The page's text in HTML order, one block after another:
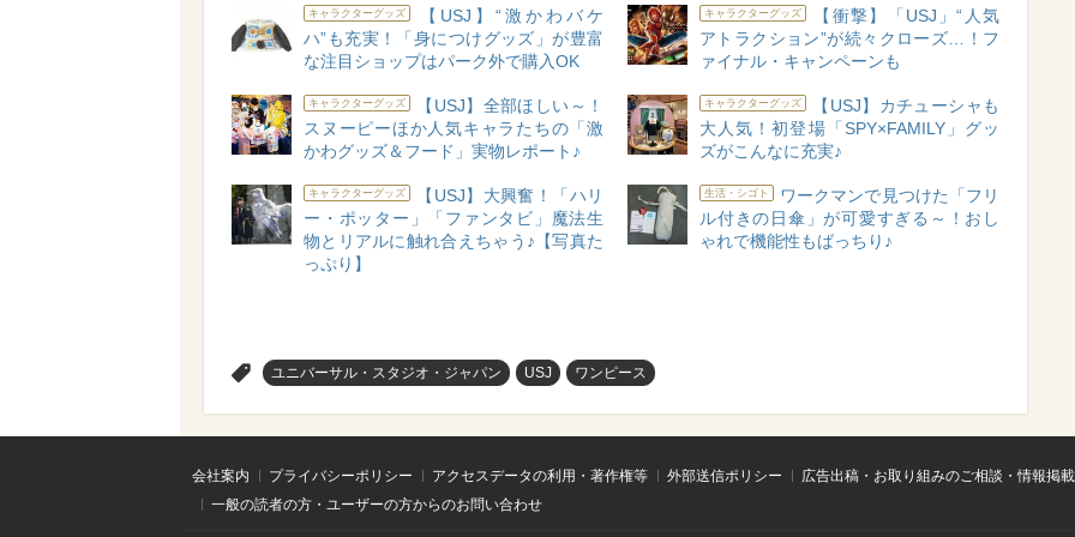
キャラクターグッズ
【USJ】“激かわバケ
ハ”も充実！「身につけグッズ」が豊富
な注目ショップはパーク外で購入OK
キャラクターグッズ
【衝撃】「USJ」“人気
アトラクション”が続々クローズ…！フ
ァイナル・キャンペーンも
キャラクターグッズ
【USJ】全部ほしい～！
スヌーピーほか人気キャラたちの「激
かわグッズ＆フード」実物レポート♪
キャラクターグッズ
【USJ】カチューシャも
大人気！初登場「SPY×FAMILY」グッ
ズがこんなに充実♪
キャラクターグッズ
【USJ】大興奮！「ハリ
ー・ポッター」「ファンタビ」魔法生
物とリアルに触れ合えちゃう♪【写真た
っぷり】
生活・シゴト
ワークマンで見つけた「フリ
ル付きの日傘」が可愛すぎる～！おし
ゃれで機能性もばっちり♪
ユニバーサル・スタジオ・ジャパン USJ ワンピース
会社案内 プライバシーポリシー アクセスデータの利用・著作権等 外部送信ポリシー
広告出稿・お取り組みのご相談・情報掲
一般の読者の方・ユーザーの方からのお問い合わせ